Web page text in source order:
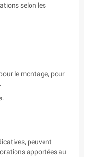
selon les
le montage, pour
peuvent
apportées au